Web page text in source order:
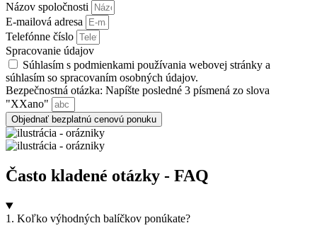
Názov spoločnosti
E-mailová adresa
Telefónne číslo
Spracovanie údajov
Súhlasím s podmienkami používania webovej stránky a
súhlasím so spracovaním osobných údajov.
Bezpečnostná otázka: Napíšte posledné 3 písmená zo slova
"XXano"
Objednať bezplatnú cenovú ponuku
Často kladené otázky - FAQ
1. Koľko výhodných balíčkov ponúkate?